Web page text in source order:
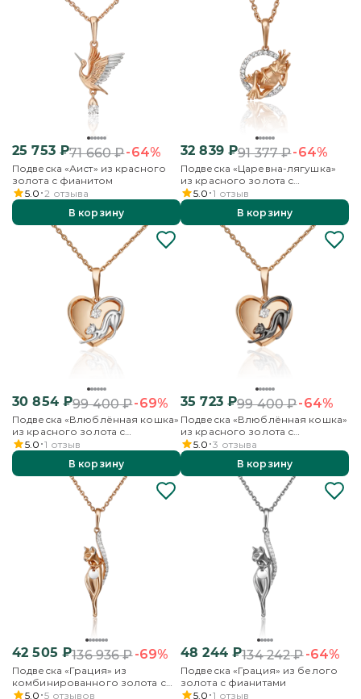
25 753₽71 660₽-64%
Подвеска «Аист» из красного
золота с фианитом
5.0 2 отзыва
В корзину
32 839₽91 377₽-64%
Подвеска «Царевна-лягушка»
из красного золота с
фианитами
5.0 1 отзыв
В корзину
30 854₽99 400₽-69%
Подвеска «Влюблённая кошка»
из красного золота с
фианитом
5.0 1 отзыв
В корзину
35 723₽99 400₽-64%
Подвеска «Влюблённая кошка»
из красного золота с
фианитом
5.0 3 отзыва
В корзину
42 505 ₽136 936₽-69%
Подвеска «Грация» из
комбинированного золота с
фианитами
5.0 5 отзывов
48 244₽134 242₽-64%
Подвеска «Грация» из белого
золота с фианитами
5.0 1 отзыв